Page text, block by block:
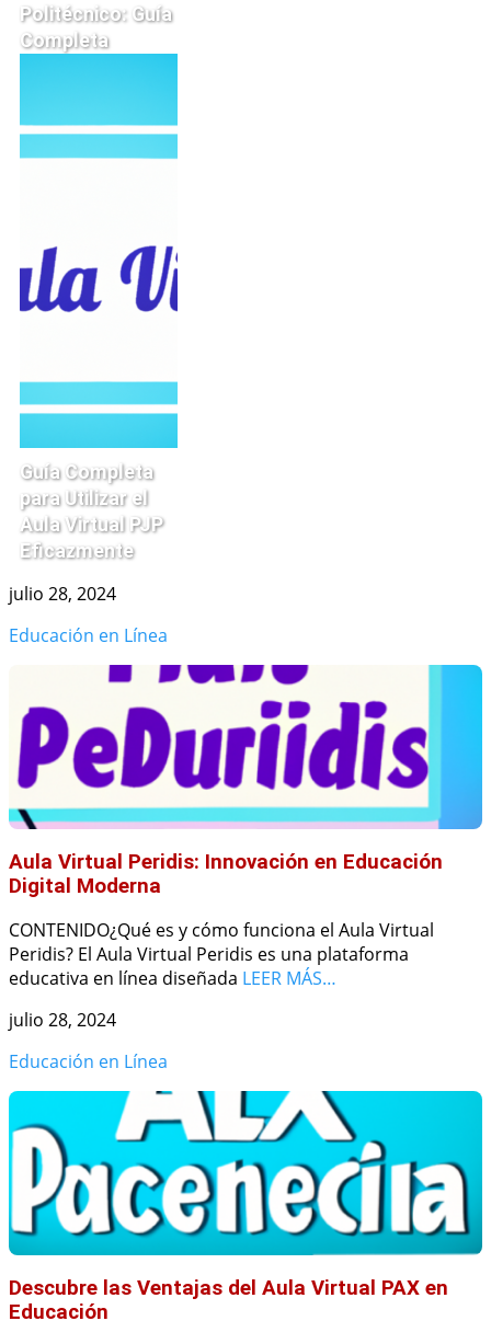
Politécnico: Guía
Completa
Guía Completa
para Utilizar el
Aula Virtual PJP
Eficazmente
julio 28, 2024
Educación en Línea
Aula Virtual Peridis: Innovación en Educación
Digital Moderna
CONTENIDO¿Qué es y cómo funciona el Aula Virtual
Peridis? El Aula Virtual Peridis es una plataforma
educativa en línea diseñada LEER MÁS…
julio 28, 2024
Educación en Línea
Descubre las Ventajas del Aula Virtual PAX en
Educación